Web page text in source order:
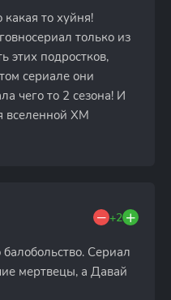
то хуйня!
только из
этих подростков,
сериале они
чего то 2 сезона! И
вселенной ХМ
+2
Сериал
мертвецы, а Давай